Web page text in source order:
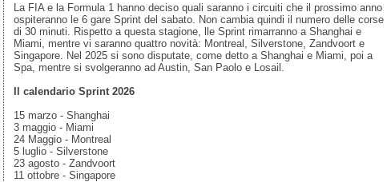
La FIA e la Formula 1 hanno deciso quali saranno i circuiti che il prossimo anno
ospiteranno le 6 gare Sprint del sabato. Non cambia quindi il numero delle corse
di 30 minuti. Rispetto a questa stagione, lle Sprint rimarranno a Shanghai e
Miami, mentre vi saranno quattro novità: Montreal, Silverstone, Zandvoort e
Singapore. Nel 2025 si sono disputate, come detto a Shanghai e Miami, poi a
Spa, mentre si svolgeranno ad Austin, San Paolo e Losail.
Il calendario Sprint 2026
15 marzo - Shanghai
3 maggio - Miami
24 Maggio - Montreal
5 luglio - Silverstone
23 agosto - Zandvoort
11 ottobre - Singapore